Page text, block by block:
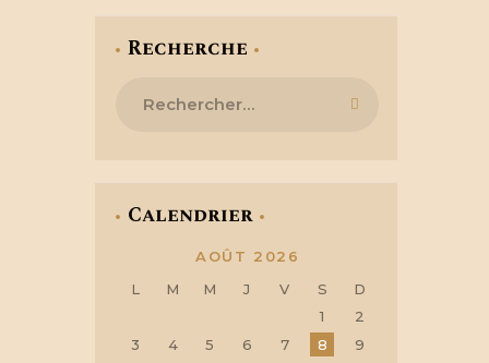
Recherche
Calendrier
AOÛT 2026
L
M M J V S
D
1
2
3
4 5 6 7 8
9